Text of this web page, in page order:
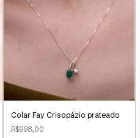
Colar Fay Crisopázio prateado
R$998,00